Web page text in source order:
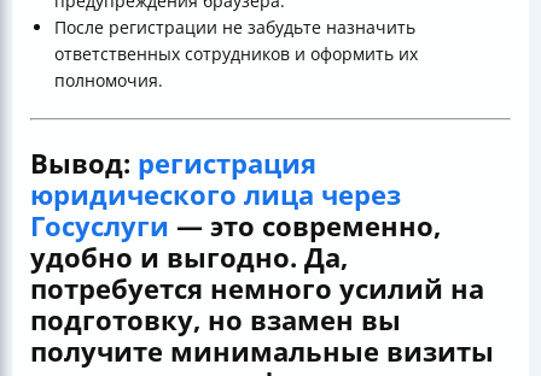
После регистрации не забудьте назначить
ответственных сотрудников и оформить их
полномочия.
Вывод: регистрация
юридического лица через
Госуслуги — это современно,
удобно и выгодно. Да,
потребуется немного усилий на
подготовку, но взамен вы
получите минимальные визиты